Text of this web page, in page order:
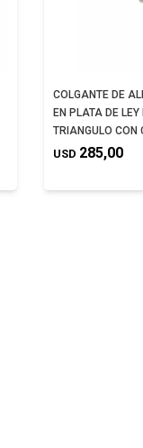
COLGANTE DE
EN PLATA DE
TRIANGULO CON
USD 285,00